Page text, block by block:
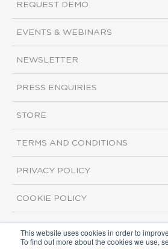
This website uses cookies in order to
To find out more about the cookies we use,
REQUEST DEMO
EVENTS & WEBINARS
NEWSLETTER
PRESS ENQUIRIES
STORE
TERMS AND CONDITIONS
PRIVACY POLICY
COOKIE POLICY
Copyright ©2026 ISI Markets. All